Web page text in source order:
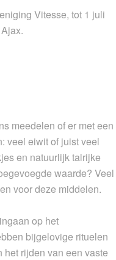
Vitesse, tot 1 juli
meedelen of er met een
veel eiwit of juist veel
en natuurlijk talrijke
waarde? Veel
voor deze middelen.
op het
bijgelovige rituelen
rijden van een vaste